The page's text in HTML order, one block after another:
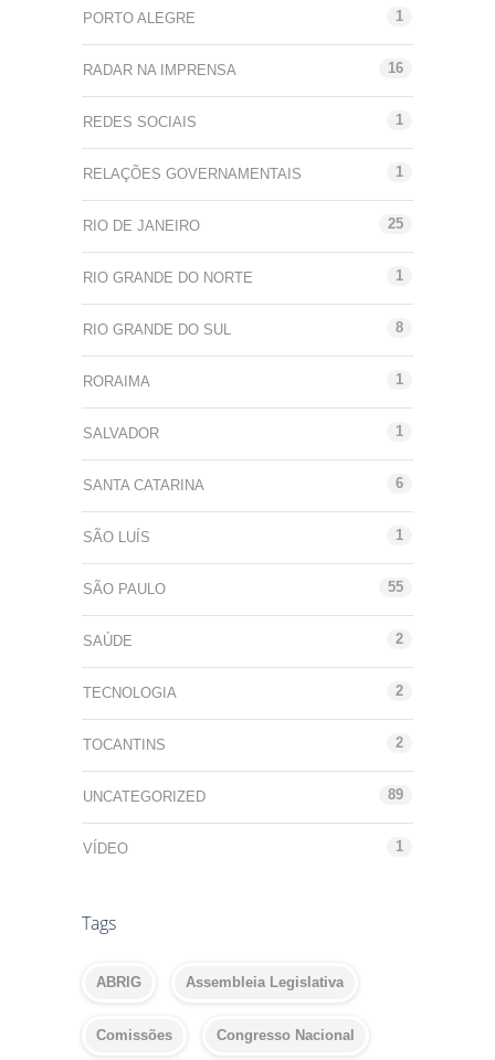
PORTO ALEGRE 1
RADAR NA IMPRENSA 16
REDES SOCIAIS 1
RELAÇÕES GOVERNAMENTAIS 1
RIO DE JANEIRO 25
RIO GRANDE DO NORTE 1
RIO GRANDE DO SUL 8
RORAIMA 1
SALVADOR 1
SANTA CATARINA 6
SÃO LUÍS 1
SÃO PAULO 55
SAÚDE 2
TECNOLOGIA 2
TOCANTINS 2
UNCATEGORIZED 89
VÍDEO 1
Tags
ABRIG Assembleia Legislativa
Comissões Congresso Nacional